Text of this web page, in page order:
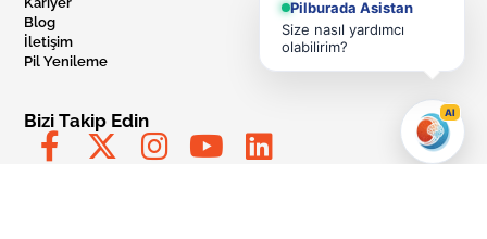
Blog
İletişim
Pil Yenileme
Bizi Takip Edin
Pilburada Asistan
Size nasıl yardımcı
olabilirim?
AI